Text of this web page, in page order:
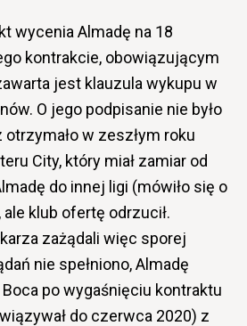
wycenia Almadę na 18
kontrakcie, obowiązującym
jest klauzula wykupu w
O jego podpisanie nie było
otrzymało w zeszłym roku
City, który miał zamiar od
do innej ligi (mówiło się o
klub ofertę odrzucił.
zażądali więc sporej
nie spełniono, Almadę
po wygaśnięciu kontraktu
do czerwca 2020) z